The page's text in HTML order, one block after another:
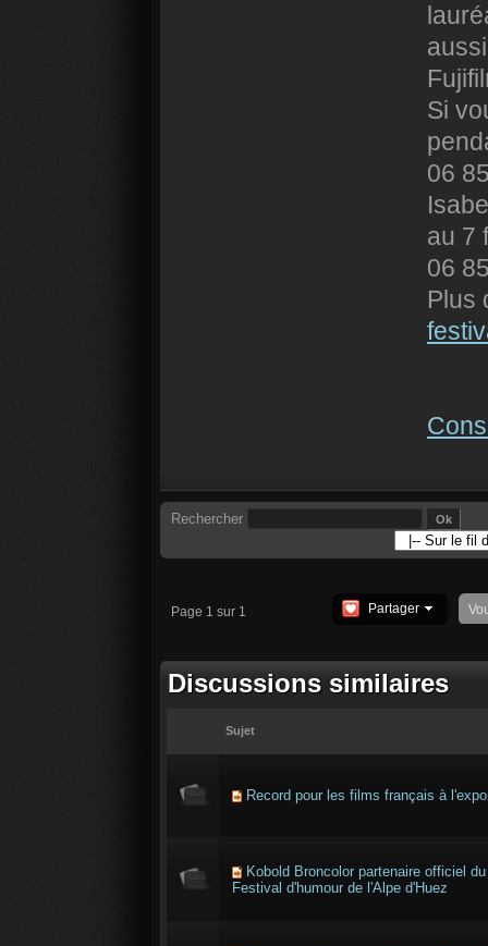
Si
06
au 7
06
Plus
Rechercher
Page 1 sur 1 Partager
Discussions similaires
Sujet
Record pour les films français à
Kobold Broncolor partenaire officiel du
Festival d'humour de l'Alpe d'Huez